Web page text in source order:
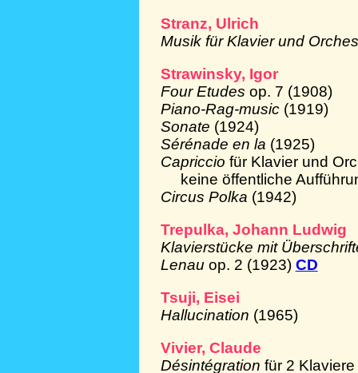
Stranz, Ulrich
Musik für Klavier und
Strawinsky, Igor
Four Etudes op. 7 (1908)
Piano-Rag-music (1919)
Sonate (1924)
Sérénade en la (1925)
Capriccio für Klavier und
keine öffentliche
Circus Polka (1942)
Trepulka, Johann Ludwig
Klavierstücke mit
Lenau op. 2 (1923) CD
Tsuji, Eisei
Hallucination (1965)
Vivier, Claude
Désintégration für 2